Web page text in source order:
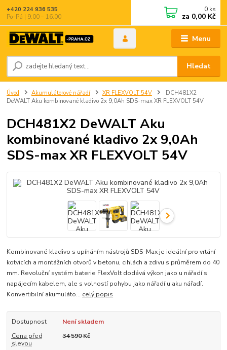
Menu
Hledat
+420 224 936 535
Po–Pá | 9:00 – 16:00
0 ks
za 0,00 Kč
Úvod Akumulátorové nářadí XR FLEXVOLT 54V
DCH481X2
DeWALT Aku kombinované kladivo 2x 9,0Ah SDS-max XR FLEXVOLT 54V
DCH481X2 DeWALT Aku
kombinované kladivo 2x 9,0Ah
SDS-max XR FLEXVOLT 54V
Kombinované kladivo s upínáním nástrojů SDS-Max je ideální pro vrtání
kotvicích a montážních otvorů v betonu, cihlách a zdivu s průměrem do 40
mm. Revoluční systém baterie FlexVolt dodává výkon jako u nářadí s
napájecím kabelem, ale s volností pohybu jako nářadí u aku nářadí.
Konvertibilní akumuláto... celý popis
Dostupnost
Není skladem
Cena před
slevou
34 590 Kč